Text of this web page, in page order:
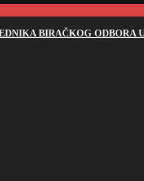
BIRAČKOG